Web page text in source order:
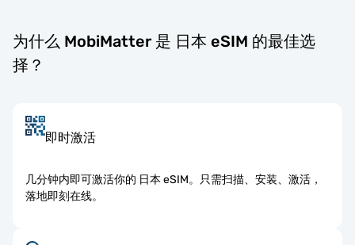
为什么 MobiMatter 是 日本 eSIM 的最佳选
择？
即时激活
几分钟内即可激活你的 日本 eSIM。只需扫描、安装、激活，
落地即刻在线。